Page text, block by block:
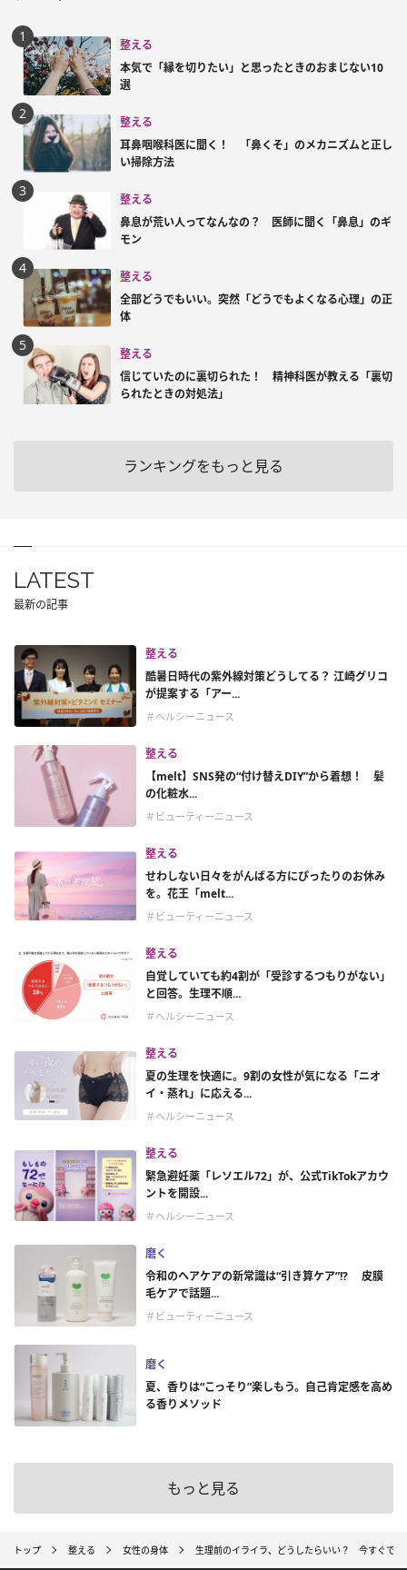
整える
本気で「縁を切りたい」と思ったときのおまじない10
選
整える
耳鼻咽喉科医に聞く！ 「鼻くそ」のメカニズムと正し
い掃除方法
整える
鼻息が荒い人ってなんなの？ 医師に聞く「鼻息」のギ
モン
整える
全部どうでもいい。突然「どうでもよくなる心理」の正
体
整える
信じていたのに裏切られた！ 精神科医が教える「裏切
られたときの対処法」
ランキングをもっと見る
LATEST
最新の記事
整える
酷暑日時代の紫外線対策どうしてる？ 江崎グリコ
が提案する「アー...
＃ヘルシーニュース
整える
【melt】SNS発の“付け替えDIY”から着想！ 髪
の化粧水...
＃ビューティーニュース
整える
せわしない日々をがんばる方にぴったりのお休み
を。花王「melt...
＃ビューティーニュース
整える
自覚していても約4割が「受診するつもりがない」
と回答。生理不順...
＃ヘルシーニュース
整える
夏の生理を快適に。9割の女性が気になる「ニオ
イ・蒸れ」に応える...
＃ヘルシーニュース
整える
緊急避妊薬「レソエル72」が、公式TikTokアカウ
ントを開設...
＃ヘルシーニュース
磨く
令和のヘアケアの新常識は“引き算ケア”!? 皮膜
毛ケアで話題...
＃ビューティーニュース
磨く
夏、香りは“こっそり”楽しもう。自己肯定感を高め
る香りメソッド
もっと見る
トップ 整える 女性の身体 生理前のイライラ、どうしたらいい？ 今すぐでき